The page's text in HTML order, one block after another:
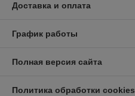
Доставка и оплата
График работы
Полная версия сайта
Политика обработки cookies